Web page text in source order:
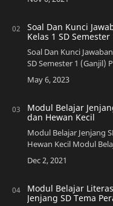
Soal Dan Kunci
Kelas 1 SD
Soal Dan Kunci
SD Semester 1 (Ganjil)
Tengah Semester
bentuk evaluasi yang
Modul Belajar
dan Hewan Kecil
Modul Belajar Jenjang
Hewan Kecil Modul Belajar Jenjang SD Tema
Serangga dan Hewan
Modul Belajar
Jenjang SD Tema